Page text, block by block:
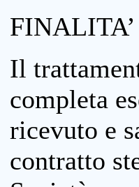
Il
completa
ricevuto e
contratto